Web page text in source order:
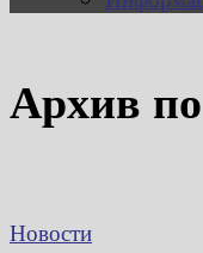
Архив
Новости